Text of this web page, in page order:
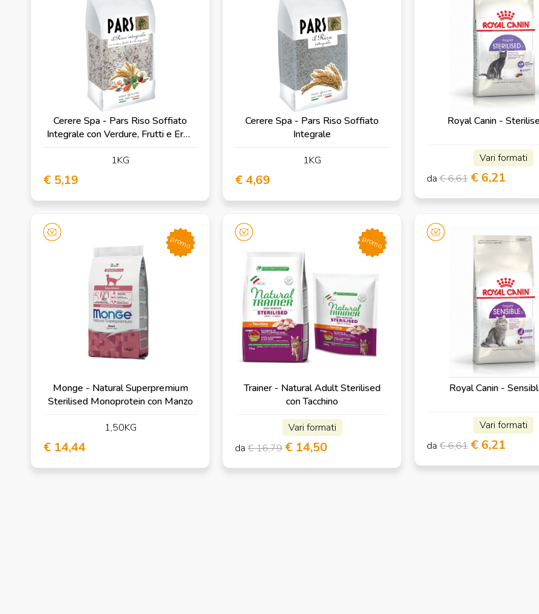
Cerere Spa - Pars Riso Soffiato
Integrale con Verdure, Frutti e Erbe
1KG
€ 5,19
Cerere Spa - Pars Riso Soffiato
Integrale
1KG
€ 4,69
Royal Canin -
Vari formati
da € 6,61 € 6,21
Monge - Natural Superpremium
Sterilised Monoprotein con Manzo
1,50KG
€ 14,44
promo
Trainer - Natural Adult Sterilised
con Tacchino
Vari formati
da€ 16,79 € 14,50
promo
Royal Canin -
Vari formati
da € 6,61 € 6,21